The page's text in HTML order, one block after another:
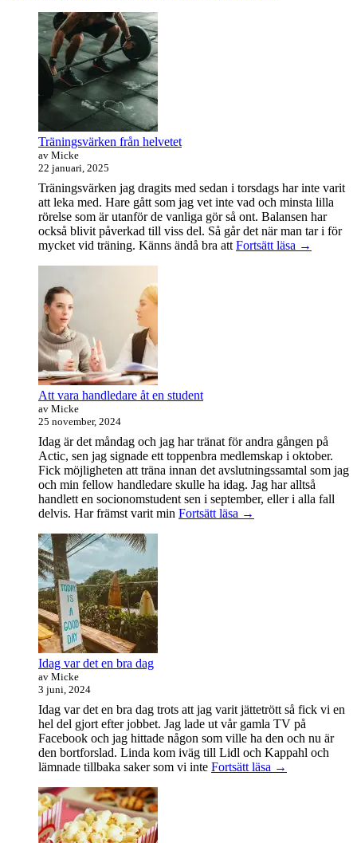
Primära
sidofältet
Widget
område
Träningsvärken från helvetet
av Micke
22 januari, 2025
Träningsvärken jag dragits med sedan i torsdags har inte varit
att leka med. Hare gått som jag vet inte vad och minsta lilla
rörelse som är utanför de vanliga gör så ont. Balansen har
också blivit påverkad till viss del. Så går det när man tar i för
mycket vid träning. Känns ändå bra att Fortsätt läsa →
Att vara handledare åt en student
av Micke
25 november, 2024
Idag är det måndag och jag har tränat för andra gången på
Actic, sen jag signade ett toppenbra medlemskap i oktober.
Fick möjligheten att träna innan det avslutningssamtal som jag
och min fellow handledare skulle ha idag. Jag har alltså
handlett en socionomstudent sen i september, eller i alla fall
delvis. Har främst varit min Fortsätt läsa Att
→
Idag var det en bra dag
av Micke
3 juni, 2024
Idag var det en bra dag trots att jag varit jättetrött så fick vi en
hel del gjort efter jobbet. Jag lade ut vår gamla TV på
Facebook och jag hittade någon som ville ha den och nu är
den bortforslad. Linda kom iväg till Lidl och Kappahl och
lämnade tillbaka saker som vi inte Fortsätt läsa Idag
→